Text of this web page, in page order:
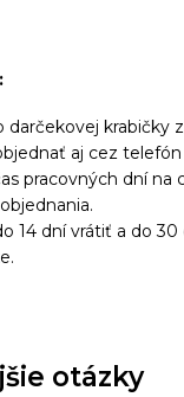
darčekovej krabičky
aj cez telefón
pracovných dní na
14 dní vrátiť a do
otázky